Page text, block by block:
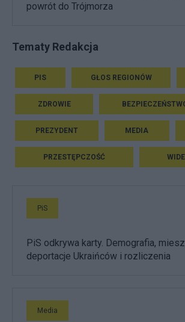
powrót do Trójmorza
Tematy Redakcja
PIS GŁOS REGIONÓW
ZDROWIE
PREZYDENT MEDIA
PRZESTĘPCZOŚĆ
PiS
PiS odkrywa karty. Demografia,
deportacje Ukraińców i rozliczenia
Media